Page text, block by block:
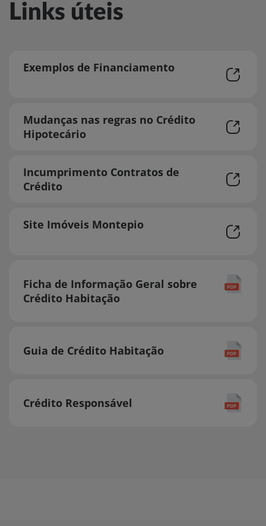
Links úteis
Exemplos de Financiamento
Mudanças nas regras no Crédito
Hipotecário
Incumprimento Contratos de
Crédito
Site Imóveis Montepio
Ficha de Informação Geral sobre
Crédito Habitação
Guia de Crédito Habitação
Crédito Responsável